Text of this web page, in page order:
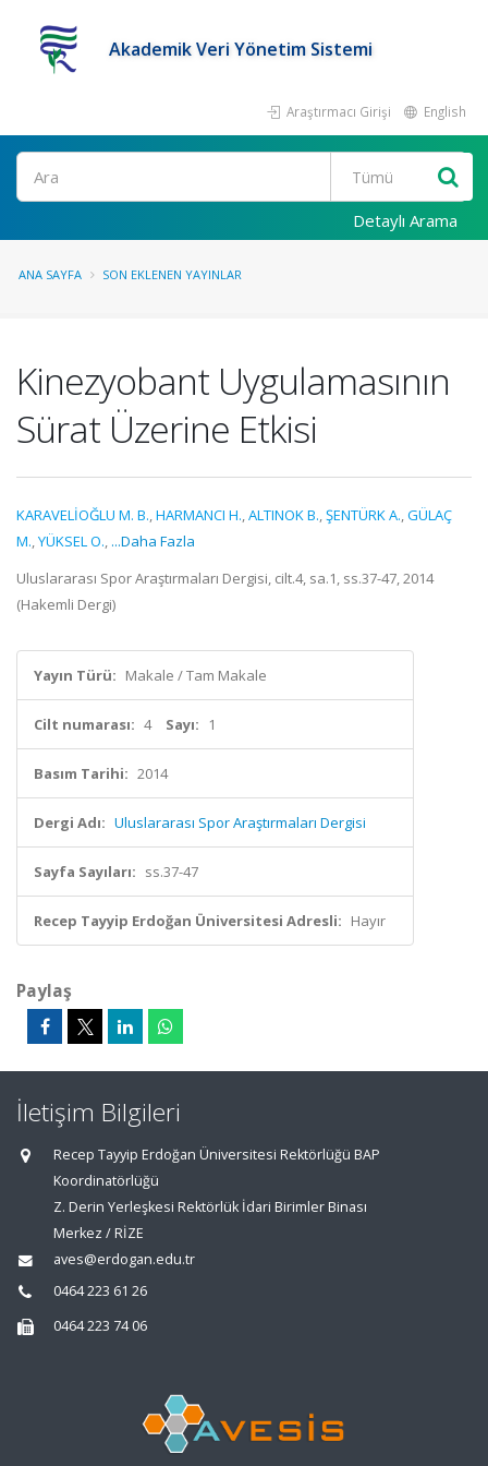
Akademik Veri Yönetim Sistemi
Araştırmacı Girişi English
Ara
Detaylı Arama
ANA SAYFA SON EKLENEN YAYINLAR
Kinezyobant Uygulamasının
Sürat Üzerine Etkisi
KARAVELİOĞLU M. B.,HARMANCI H.,ALTINOK B.,ŞENTÜRK A.,GÜLAÇ
M.,YÜKSEL O., ...Daha Fazla
Uluslararası Spor Araştırmaları Dergisi, cilt.4, sa.1, ss.37-47, 2014
(Hakemli Dergi)
Yayın Türü: Makale / Tam Makale
Cilt numarası: 4 Sayı: 1
Basım Tarihi: 2014
Dergi Adı: Uluslararası Spor Araştırmaları Dergisi
Sayfa Sayıları: ss.37-47
Recep Tayyip Erdoğan Üniversitesi Adresli: Hayır
Paylaş
İletişim Bilgileri
Recep Tayyip Erdoğan Üniversitesi Rektörlüğü BAP
Koordinatörlüğü
Z. Derin Yerleşkesi Rektörlük İdari Birimler Binası
Merkez / RİZE
aves@erdogan.edu.tr
0464 223 61 26
0464 223 74 06